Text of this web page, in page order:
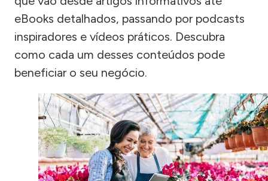
eBooks detalhados, passando por podcasts
inspiradores e vídeos práticos. Descubra
como cada um desses conteúdos pode
beneficiar o seu negócio.